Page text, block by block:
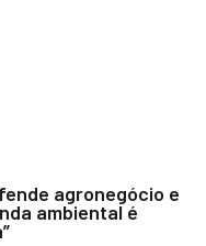
agronegócio e
ambiental é